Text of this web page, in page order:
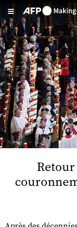
Aller au contenu principal